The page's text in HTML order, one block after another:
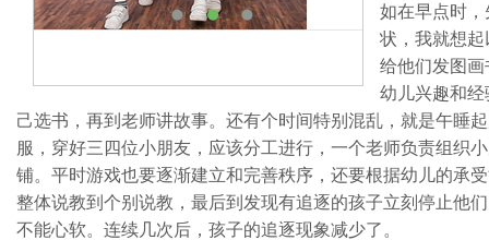
如在早点时
状，我就想
给他们发图
幼儿兴趣和
己选书，再到老师讲故事。还有个时间特别混乱，就是午睡
服，穿好三四位小朋友，应该分工进行，一个老师负责组织
铺。平时游戏也要逐渐建立和完善秩序，还要根据幼儿的承
整体说教到个别说教，最后到发现有追逐的孩子立刻停止他
不能心软。连续几次后，孩子的追逐现象减少了。